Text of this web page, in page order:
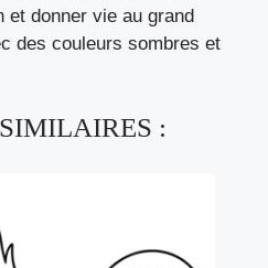
et donner vie au grand
des couleurs sombres et
: